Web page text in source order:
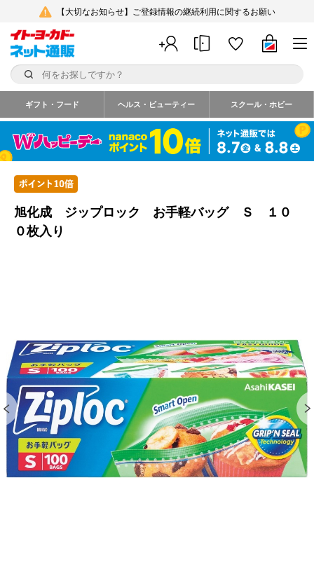
【大切なお知らせ】ご登録情報の継続利用に関するお願い
ギフト・フード ヘルス・ビューティー スクール・ホビー
旭化成 ジップロック お手軽バッグ Ｓ １０
０枚入り